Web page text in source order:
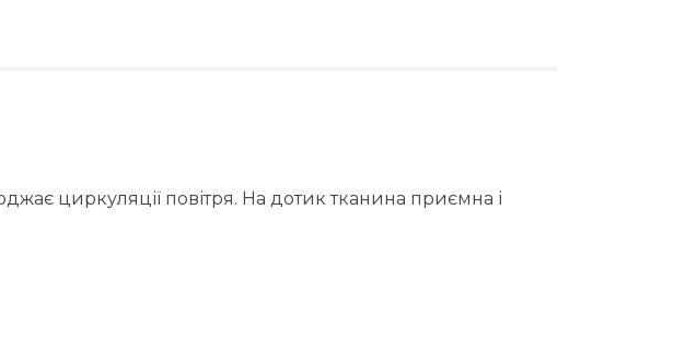
циркуляції повітря. На дотик тканина приємна і